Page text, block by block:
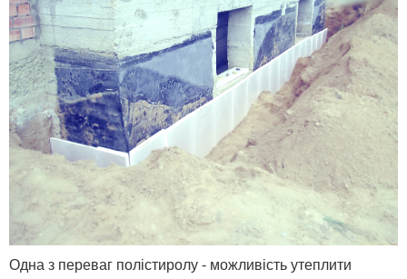
Одна з переваг полістиролу - можливість утеплити